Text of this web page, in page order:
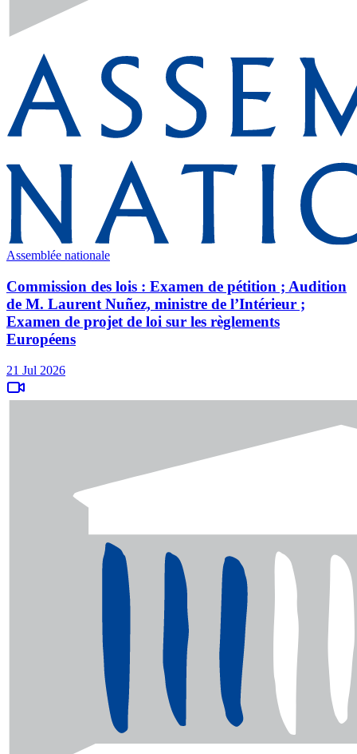
Assemblée nationale
Commission des lois : Examen de pétition ; Audition
de M. Laurent Nuñez, ministre de l’Intérieur ;
Examen de projet de loi sur les règlements
Européens
21 Jul 2026